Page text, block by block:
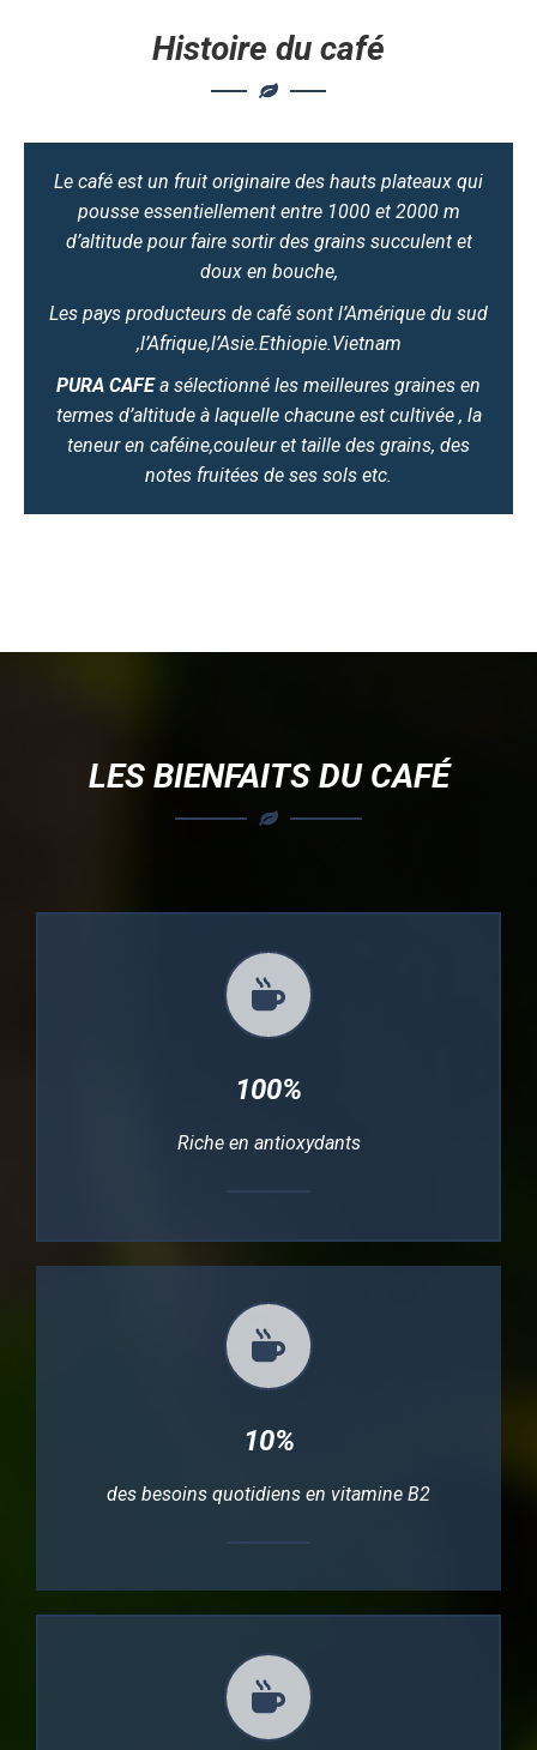
Histoire du café
Le café est un fruit originaire des hauts plateaux qui
pousse essentiellement entre 1000 et 2000 m
d’altitude pour faire sortir des grains succulent et
doux en bouche,
Les pays producteurs de café sont l’Amérique du sud
,l’Afrique,l’Asie.Ethiopie.Vietnam
PURA CAFEa sélectionné les meilleures graines en
termes d’altitude à laquelle chacune est cultivée , la
teneur en caféine,couleur et taille des grains, des
notes fruitées de ses sols etc.
LES BIENFAITS DU CAFÉ
100%
Riche en antioxydants
10%
des besoins quotidiens en vitamine B2